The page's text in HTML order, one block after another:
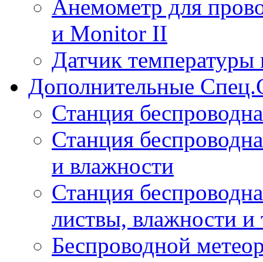
Анемометр для
и Monitor II
Датчик температуры
Дополнительные
Станция
Станция
и влажности
Станция
листвы, влажности
Беспроводной